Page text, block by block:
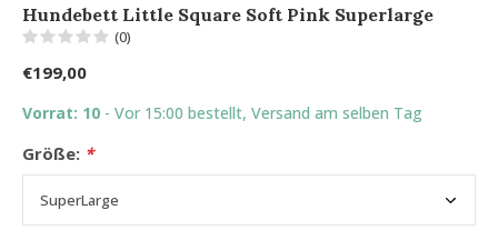
Hundebett Little Square Soft Pink Superlarge
(0)
€199,00
Vorrat: 10 - Vor 15:00 bestellt, Versand am selben Tag
Größe: *